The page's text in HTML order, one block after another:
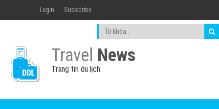
Login Subscribe
Travel News
Trang tin du lịch